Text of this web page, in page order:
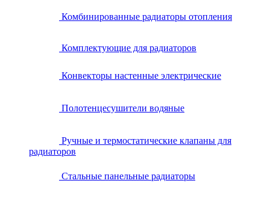
Комбинированные радиаторы отопления
Комплектующие для радиаторов
Конвекторы настенные электрические
Полотенцесушители водяные
Ручные и термостатические клапаны для
радиаторов
Стальные панельные радиаторы